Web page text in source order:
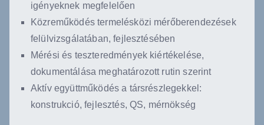
igényeknek megfelelően
Közreműködés termelésközi mérőberendezések
felülvizsgálatában, fejlesztésében
Mérési és teszteredmények kiértékelése,
dokumentálása meghatározott rutin szerint
Aktív együttműködés a társrészlegekkel:
konstrukció, fejlesztés, QS, mérnökség